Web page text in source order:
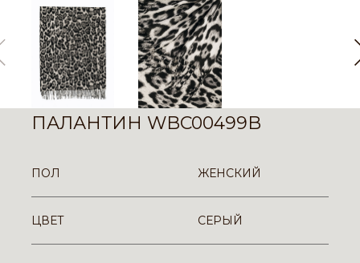
ПАЛАНТИН WBC00499B
ПОЛ ЖЕНСКИЙ
ЦВЕТ СЕРЫЙ